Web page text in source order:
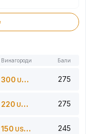
Винагороди Бали
300 USDT 275
220 USDT 275
150 USDT 245